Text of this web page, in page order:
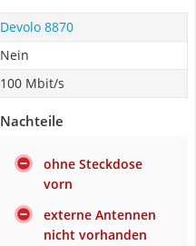
Devolo 8870
Nein
100 Mbit/s
Nachteile
ohne Steckdose
vorn
externe Antennen
nicht vorhanden